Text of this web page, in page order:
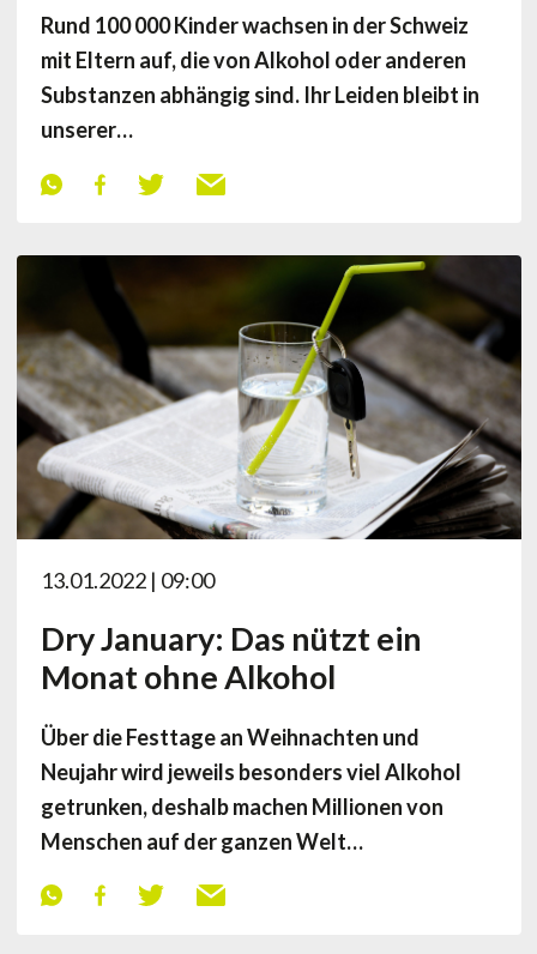
Rund 100 000 Kinder wachsen in der Schweiz
mit Eltern auf, die von Alkohol oder anderen
Substanzen abhängig sind. Ihr Leiden bleibt in
unserer…
13.01.2022 | 09:00
Dry January: Das nützt ein
Monat ohne Alkohol
Über die Festtage an Weihnachten und
Neujahr wird jeweils besonders viel Alkohol
getrunken, deshalb machen Millionen von
Menschen auf der ganzen Welt…